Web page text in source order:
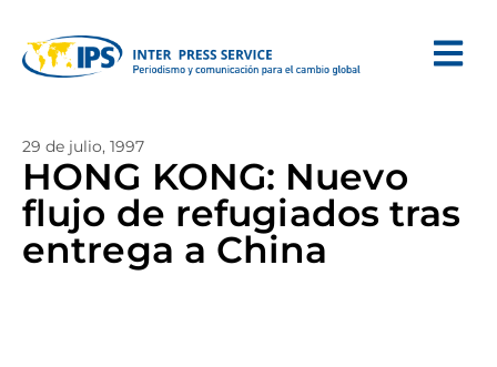
29 de julio, 1997
HONG KONG: Nuevo
flujo de refugiados tras
entrega a China